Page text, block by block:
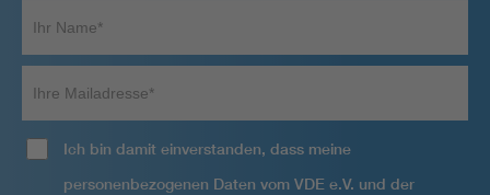
Name*
Mailadresse
Ich bin damit einverstanden, dass meine
personenbezogenen Daten vom VDE e.V. und der